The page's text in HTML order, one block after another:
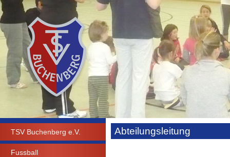
TSV Buchenberg e.V.
Fussball
Abteilungsleitung